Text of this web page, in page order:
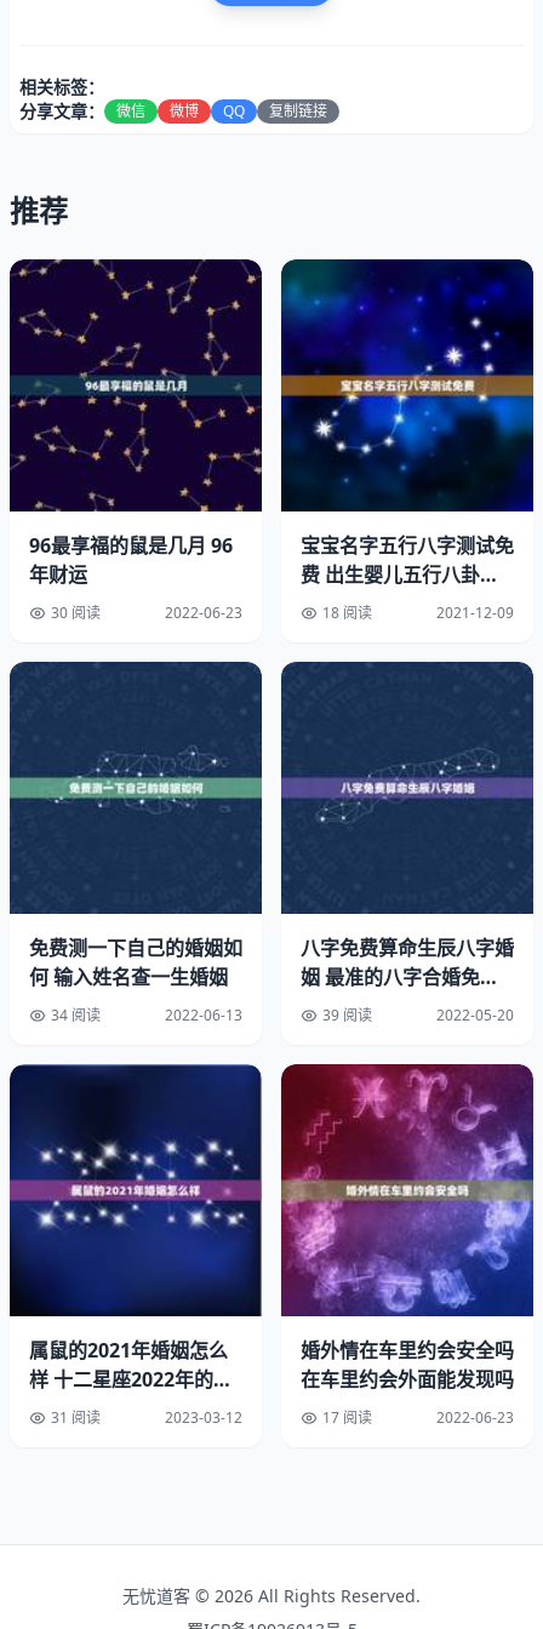
没有反映此人出生时的其它情况，比年月份、日子和时辰
即使是同一个生肖，如果在同一个生肖的十二年里，其年份
会产生生克作用，而且天干有时也会增强或减弱生肖地支的
力度，因而不同生肖之间的婚配，也要具体分析，区别对
待。
态是婚配的根基，反映了婚配的实质与关键，因而也是具有
相当的参考价值。加之生肖婚配流传很广，操作起来比较简
单，因而具有一定的推广价值。尤其对于年轻人来讲，如果
掌握了生肖婚配的方法，对自己以后的择偶婚配，便有了相
生肖合婚，有参考价值，但不能。在，属相婚配与否有可能
会影响一个人的婚姻。比如有一些新人的属相相冲，家人就
会极力反对，因为长辈们认为属相相冲的情侣，婚后生活会
不融洽。但事实上，对于属相婚配，人们千万不能一味一些
所谓的“断语”，比如：一山不能二虎、什么和什么相见，两
眼泪汪汪、蛇鼠一窝等等。其实这些都是一些妄断的说法，
是不能信的。
属相婚配的各种说法，其实多数是千百年来对世间婚姻的种
种案例所做的描述或总结，是为了警醒后来人婚姻相处应有
道，互敬互爱才能长久，而不是妄断某些生肖之间不可结
此观念进行阻碍从而制造矛盾。夫妻之间长久相处，总会有
相关标签：
分享文章：
微信 微博 QQ 复制链接
推荐
96最享福的鼠是几月 96
年财运
30 阅读 2022-06-23
宝宝名字五行八字测试免
费 出生婴儿五行八卦起
名字打分
18 阅读 2021-12-09
免费测一下自己的婚姻如
何 输入姓名查一生婚姻
34 阅读 2022-06-13
八字免费算命生辰八字婚
姻 最准的八字合婚免费
的 39 阅读 2022-05-20
属鼠的2021年婚姻怎么
样 十二星座2022年的幸
运颜色
31 阅读 2023-03-12
婚外情在车里约会安全吗
在车里约会外面能发现吗
17 阅读 2022-06-23
无忧道客 © 2026 All Rights Reserved.